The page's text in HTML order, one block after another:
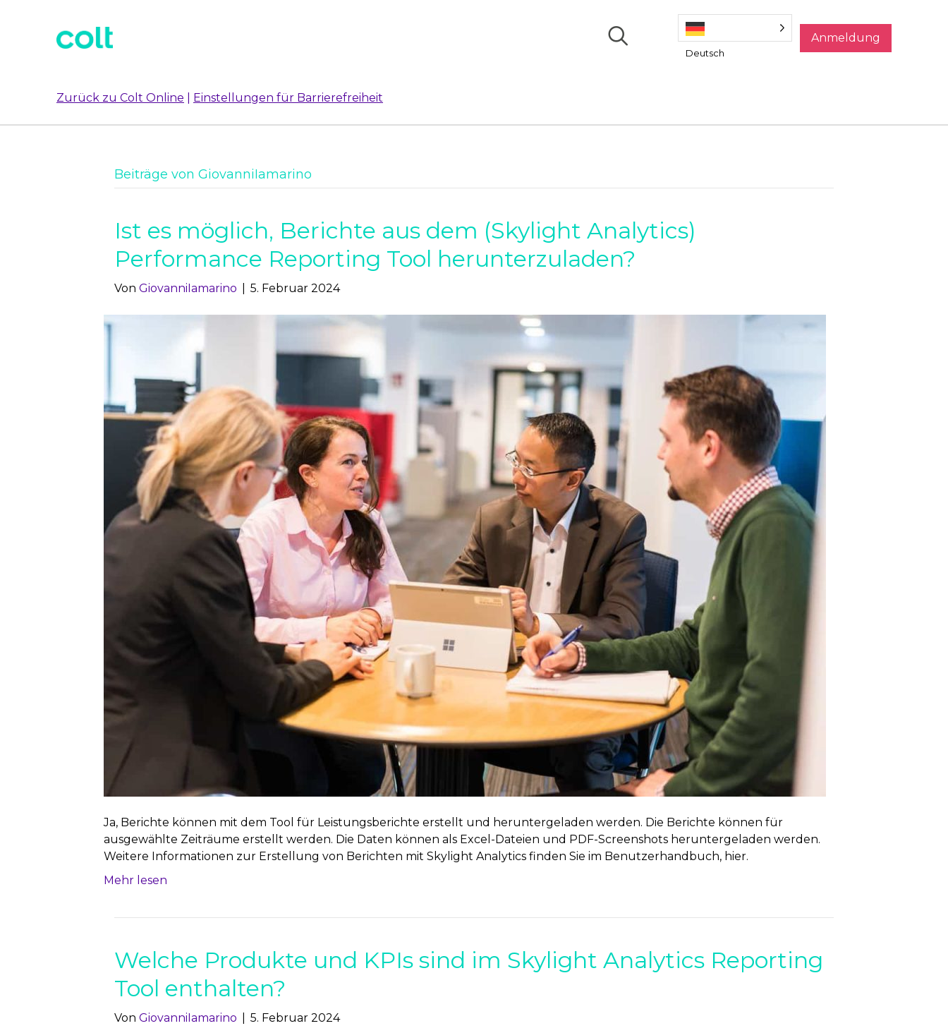
Deutsch
Anmeldung
Zurück zu Colt Online Einstellungen für Barrierefreiheit
Beiträge von GiovanniIamarino
Ist es möglich, Berichte aus dem (Skylight Analytics)
Performance Reporting Tool herunterzuladen?
Von GiovanniIamarino 5. Februar 2024
Ja, Berichte können mit dem Tool für Leistungsberichte erstellt und heruntergeladen werden. Die Berichte können für
ausgewählte Zeiträume erstellt werden. Die Daten können als Excel-Dateien und PDF-Screenshots heruntergeladen werden.
Weitere Informationen zur Erstellung von Berichten mit Skylight Analytics finden Sie im Benutzerhandbuch, hier.
Mehr lesen
Welche Produkte und KPIs sind im Skylight Analytics Reporting
Tool enthalten?
Von GiovanniIamarino 5. Februar 2024